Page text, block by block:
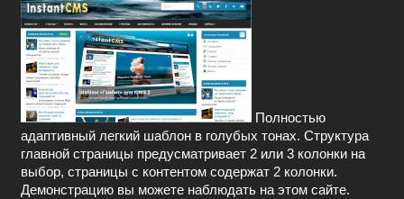
Полностью
адаптивный легкий шаблон в голубых тонах. Структура
главной страницы предусматривает 2 или 3 колонки на
выбор, страницы с контентом содержат 2 колонки.
Демонстрацию вы можете наблюдать на этом сайте.